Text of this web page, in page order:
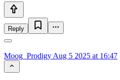
Reply
Moog_Prodigy Aug 5 2025 at 16:47